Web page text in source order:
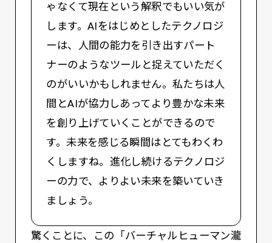
ゃなくて現在という解釈でもいい気が
します。AIをはじめとしたテクノロジ
ーは、人間の能力を引き出すパート
ナーのようなツールと捉えていただく
のがいいかもしれません。私たちは人
間とAIが協力しあってより豊かな未来
を創り上げていくことができるので
す。未来を感じる瞬間はとてもわくわ
くしますね。進化し続けるテクノロジ
ーの力で、よりよい未来を築いていき
ましょう。
驚くことに、この「バーチャルヒューマン瀧